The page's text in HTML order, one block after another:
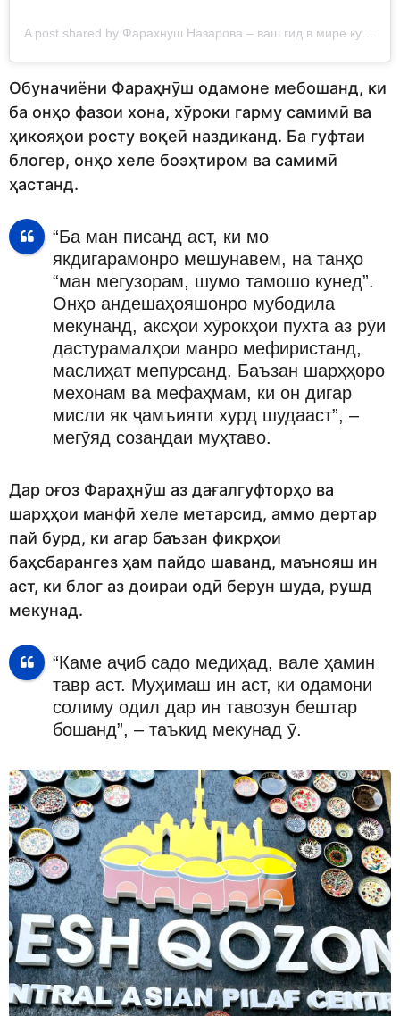
Обуначиёни Фараҳнӯш одамоне мебошанд, ки
ба онҳо фазои хона, хӯроки гарму самимӣ ва
ҳикояҳои росту воқеӣ наздиканд. Ба гуфтаи
блогер, онҳо хеле боэҳтиром ва самимӣ
ҳастанд.
“Ба ман писанд аст, ки мо
якдигарамонро мешунавем, на танҳо
“ман мегузорам, шумо тамошо кунед”.
Онҳо андешаҳояшонро мубодила
мекунанд, аксҳои хӯрокҳои пухта аз рӯи
дастурамалҳои манро мефиристанд,
маслиҳат мепурсанд. Баъзан шарҳҳоро
мехонам ва мефаҳмам, ки он дигар
мисли як ҷамъияти хурд шудааст”, –
мегӯяд созандаи муҳтаво.
Дар оғоз Фараҳнӯш аз дағалгуфторҳо ва
шарҳҳои манфӣ хеле метарсид, аммо дертар
пай бурд, ки агар баъзан фикрҳои
баҳсбарангез ҳам пайдо шаванд, маънояш ин
аст, ки блог аз доираи одӣ берун шуда, рушд
мекунад.
“Каме аҷиб садо медиҳад, вале ҳамин
тавр аст. Муҳимаш ин аст, ки одамони
солиму одил дар ин тавозун бештар
бошанд”, – таъкид мекунад ӯ.